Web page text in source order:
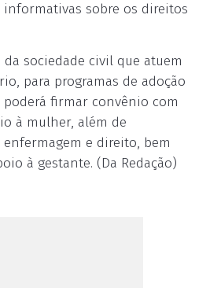
sobre os direitos
sociedade civil que atuem
para programas de adoção
firmar convênio com
à mulher, além de
e direito, bem
à gestante. (Da Redação)